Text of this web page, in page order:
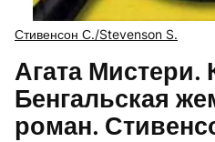
Стивенсон С./Stevenson S.
Агата Мистери.
Бенгальская
роман.